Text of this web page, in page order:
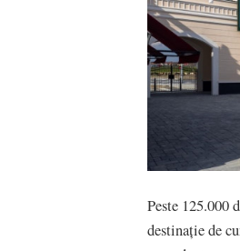
Peste 125.000
destinație de